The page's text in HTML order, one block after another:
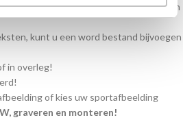
plaats passen wij de andere bekers aan
kunt u een word bestand bijvoegen
in overleg!
of kies uw sportafbeelding
graveren en monteren!